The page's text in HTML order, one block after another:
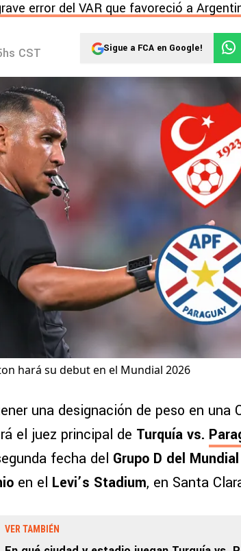
error del VAR que favoreció a
CST
Sigue a FCA en Google!
hará su debut en el Mundial 2026
una designación de peso en una
el juez principal de Turquía vs.
fecha del Grupo D del
en el Levi’s Stadium, en Santa
VER TAMBIÉN